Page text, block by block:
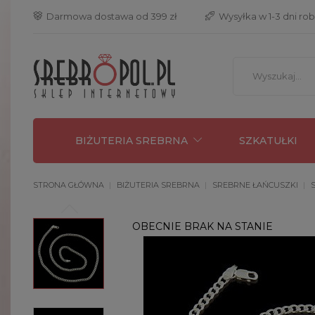
 Darmowa dostawa od 399 zł  Wysyłka w 1-3 dni
BIŻUTERIA SREBRNA SZKATUŁKI
STRONA GŁÓWNA BIŻUTERIA SREBRNA SREBRNE ŁAŃCUSZKI
OBECNIE BRAK NA STANIE